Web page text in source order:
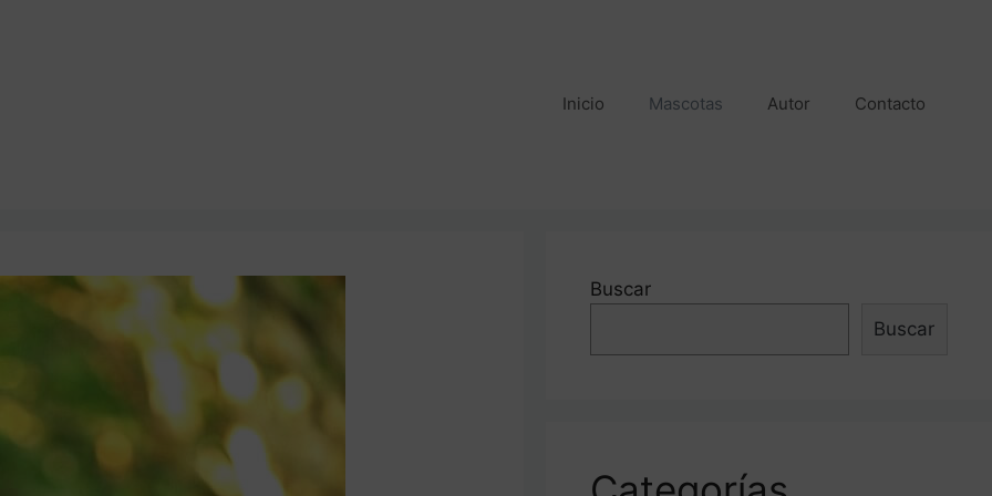
Inicio Mascotas Autor Contacto
Buscar
Buscar